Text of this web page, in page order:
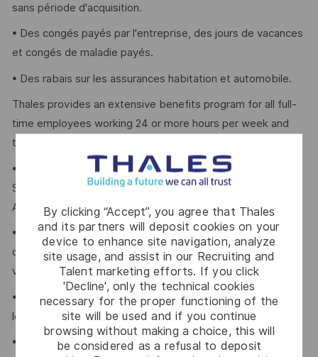
By clicking “Accept”, you agree that Thales
and its partners will deposit cookies on your
device to enhance site navigation, analyze
site usage, and assist in our Recruiting and
Talent marketing efforts. If you click
'Decline', only the technical cookies
necessary for the proper functioning of the
site will be used and if you continue
browsing without making a choice, this will
be considered as a refusal to deposit
sans période d'acquisition.
• Des congés payés par l'entreprise, des jours de vacances
et congés de maladie payés.
• Des rabais sur les assurances habitation et automobile.
Thales provides an extensive benefits program for all full-
time employees working 24 or more hours per week and
their eligible dependents, including the following:
• Company paid Extended Health, Dental, HSA, Life, AD&D,
Short-term Disability, travel insurance, Employee
Assistance Plan and Well-Being program.
• Retirement Savings Plans (RRSP, DCPP, TFSA) with a
company contribution and a match to a DCPP, with no
vesting period.
• Company paid holidays, vacation days, and paid sick
leave.
• Voluntary Life, AD&D, Critical Illness, Long-Term